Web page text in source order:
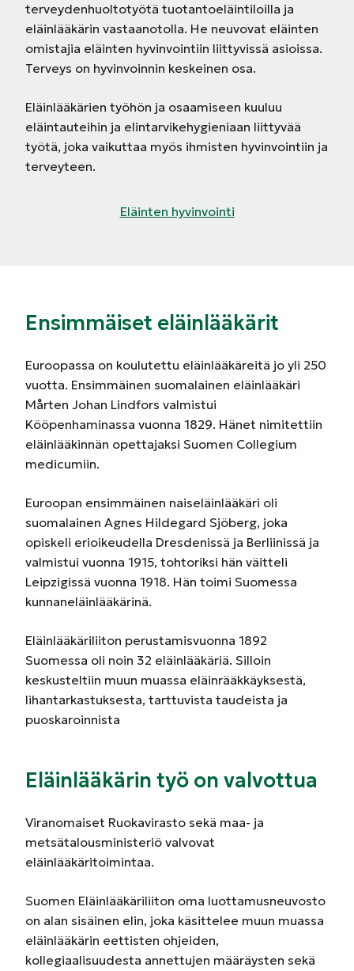
terveydenhuoltotyötä tuotantoeläintiloilla ja
eläinlääkärin vastaanotolla. He neuvovat eläinten
omistajia eläinten hyvinvointiin liittyvissä asioissa.
Terveys on hyvinvoinnin keskeinen osa.
Eläinlääkärien työhön ja osaamiseen kuuluu
eläintauteihin ja elintarvikehygieniaan liittyvää
työtä, joka vaikuttaa myös ihmisten hyvinvointiin ja
terveyteen.
Eläinten hyvinvointi
Ensimmäiset eläinlääkärit
Euroopassa on koulutettu eläinlääkäreitä jo yli 250
vuotta. Ensimmäinen suomalainen eläinlääkäri
Mårten Johan Lindfors valmistui
Kööpenhaminassa vuonna 1829. Hänet nimitettiin
eläinlääkinnän opettajaksi Suomen Collegium
medicumiin.
Euroopan ensimmäinen naiseläinlääkäri oli
suomalainen Agnes Hildegard Sjöberg, joka
opiskeli erioikeudella Dresdenissä ja Berliinissä ja
valmistui vuonna 1915, tohtoriksi hän väitteli
Leipzigissä vuonna 1918. Hän toimi Suomessa
kunnaneläinlääkärinä.
Eläinlääkäriliiton perustamisvuonna 1892
Suomessa oli noin 32 eläinlääkäriä. Silloin
keskusteltiin muun muassa eläinrääkkäyksestä,
lihantarkastuksesta, tarttuvista taudeista ja
puoskaroinnista
Eläinlääkärin työ on valvottua
Viranomaiset Ruokavirasto sekä maa- ja
metsätalousministeriö valvovat
eläinlääkäritoimintaa.
Suomen Eläinlääkäriliiton oma luottamusneuvosto
on alan sisäinen elin, joka käsittelee muun muassa
eläinlääkärin eettisten ohjeiden,
kollegiaalisuudesta annettujen määräysten sekä